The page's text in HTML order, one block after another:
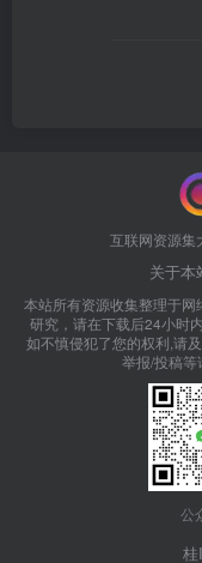
互联网资源集
关于本
本站所有资源收集整理于
研究，请在下载后24小时
如不慎侵犯了您的权利,请
举报/投稿
公
桂